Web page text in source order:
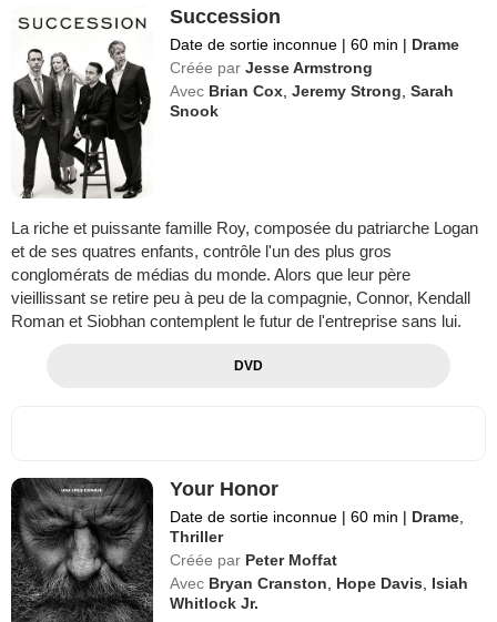
Succession
Date de sortie inconnue | 60 min | Drame
Créée par Jesse Armstrong
Avec Brian Cox ,Jeremy Strong ,Sarah
Snook
La riche et puissante famille Roy, composée du patriarche Logan
et de ses quatres enfants, contrôle l'un des plus gros
conglomérats de médias du monde. Alors que leur père
vieillissant se retire peu à peu de la compagnie, Connor, Kendall
Roman et Siobhan contemplent le futur de l'entreprise sans lui.
DVD
Your Honor
Date de sortie inconnue | 60 min | Drame
Thriller
Créée par Peter Moffat
Avec Bryan Cranston Hope Davis
Isiah
Whitlock Jr.